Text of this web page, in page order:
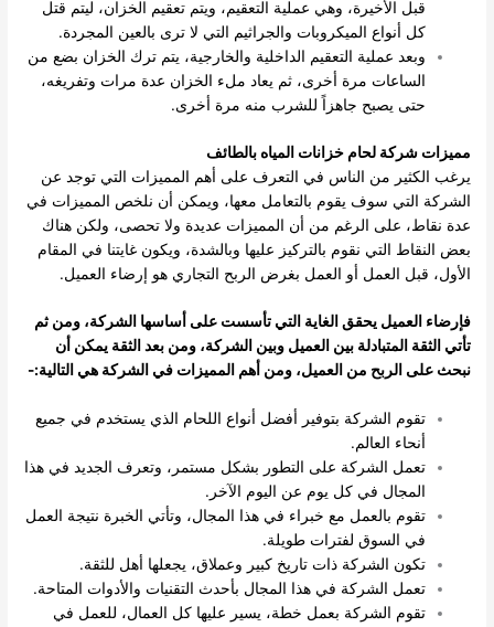
قبل الأخيرة، وهي عملية التعقيم، ويتم تعقيم الخزان، ليتم قتل
كل أنواع الميكروبات والجراثيم التي لا ترى بالعين المجردة.
وبعد عملية التعقيم الداخلية والخارجية، يتم ترك الخزان بضع من
الساعات مرة أخرى، ثم يعاد ملء الخزان عدة مرات وتفريغه،
حتى يصبح جاهزاً للشرب منه مرة أخرى.
مميزات شركة لحام خزانات المياه بالطائف
يرغب الكثير من الناس في التعرف على أهم المميزات التي توجد عن
الشركة التي سوف يقوم بالتعامل معها، ويمكن أن نلخص المميزات في
عدة نقاط، على الرغم من أن المميزات عديدة ولا تحصى، ولكن هناك
بعض النقاط التي نقوم بالتركيز عليها وبالشدة، ويكون غايتنا في المقام
الأول، قبل العمل أو العمل بغرض الربح التجاري هو إرضاء العميل.
فإرضاء العميل يحقق الغاية التي تأسست على أساسها الشركة، ومن ثم
تأتي الثقة المتبادلة بين العميل وبين الشركة، ومن بعد الثقة يمكن أن
نبحث على الربح من العميل، ومن أهم المميزات في الشركة هي التالية:-
تقوم الشركة بتوفير أفضل أنواع اللحام الذي يستخدم في جميع
أنحاء العالم.
تعمل الشركة على التطور بشكل مستمر، وتعرف الجديد في هذا
المجال في كل يوم عن اليوم الآخر.
تقوم بالعمل مع خبراء في هذا المجال، وتأتي الخبرة نتيجة العمل
في السوق لفترات طويلة.
تكون الشركة ذات تاريخ كبير وعملاق، يجعلها أهل للثقة.
تعمل الشركة في هذا المجال بأحدث التقنيات والأدوات المتاحة.
تقوم الشركة بعمل خطة، يسير عليها كل العمال، للعمل في